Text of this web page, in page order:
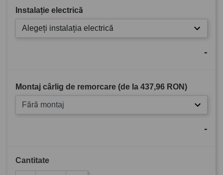
Instalație electrică
Alegeți instalația electrică
-
Montaj cârlig de remorcare (de la 437,96 RON)
Fără montaj
-
Cantitate